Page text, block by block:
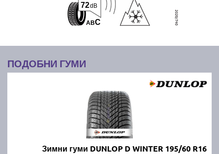
ABC
72dB
ПОДОБНИ ГУМИ
Зимни гуми DUNLOP D WINTER 195/60 R16